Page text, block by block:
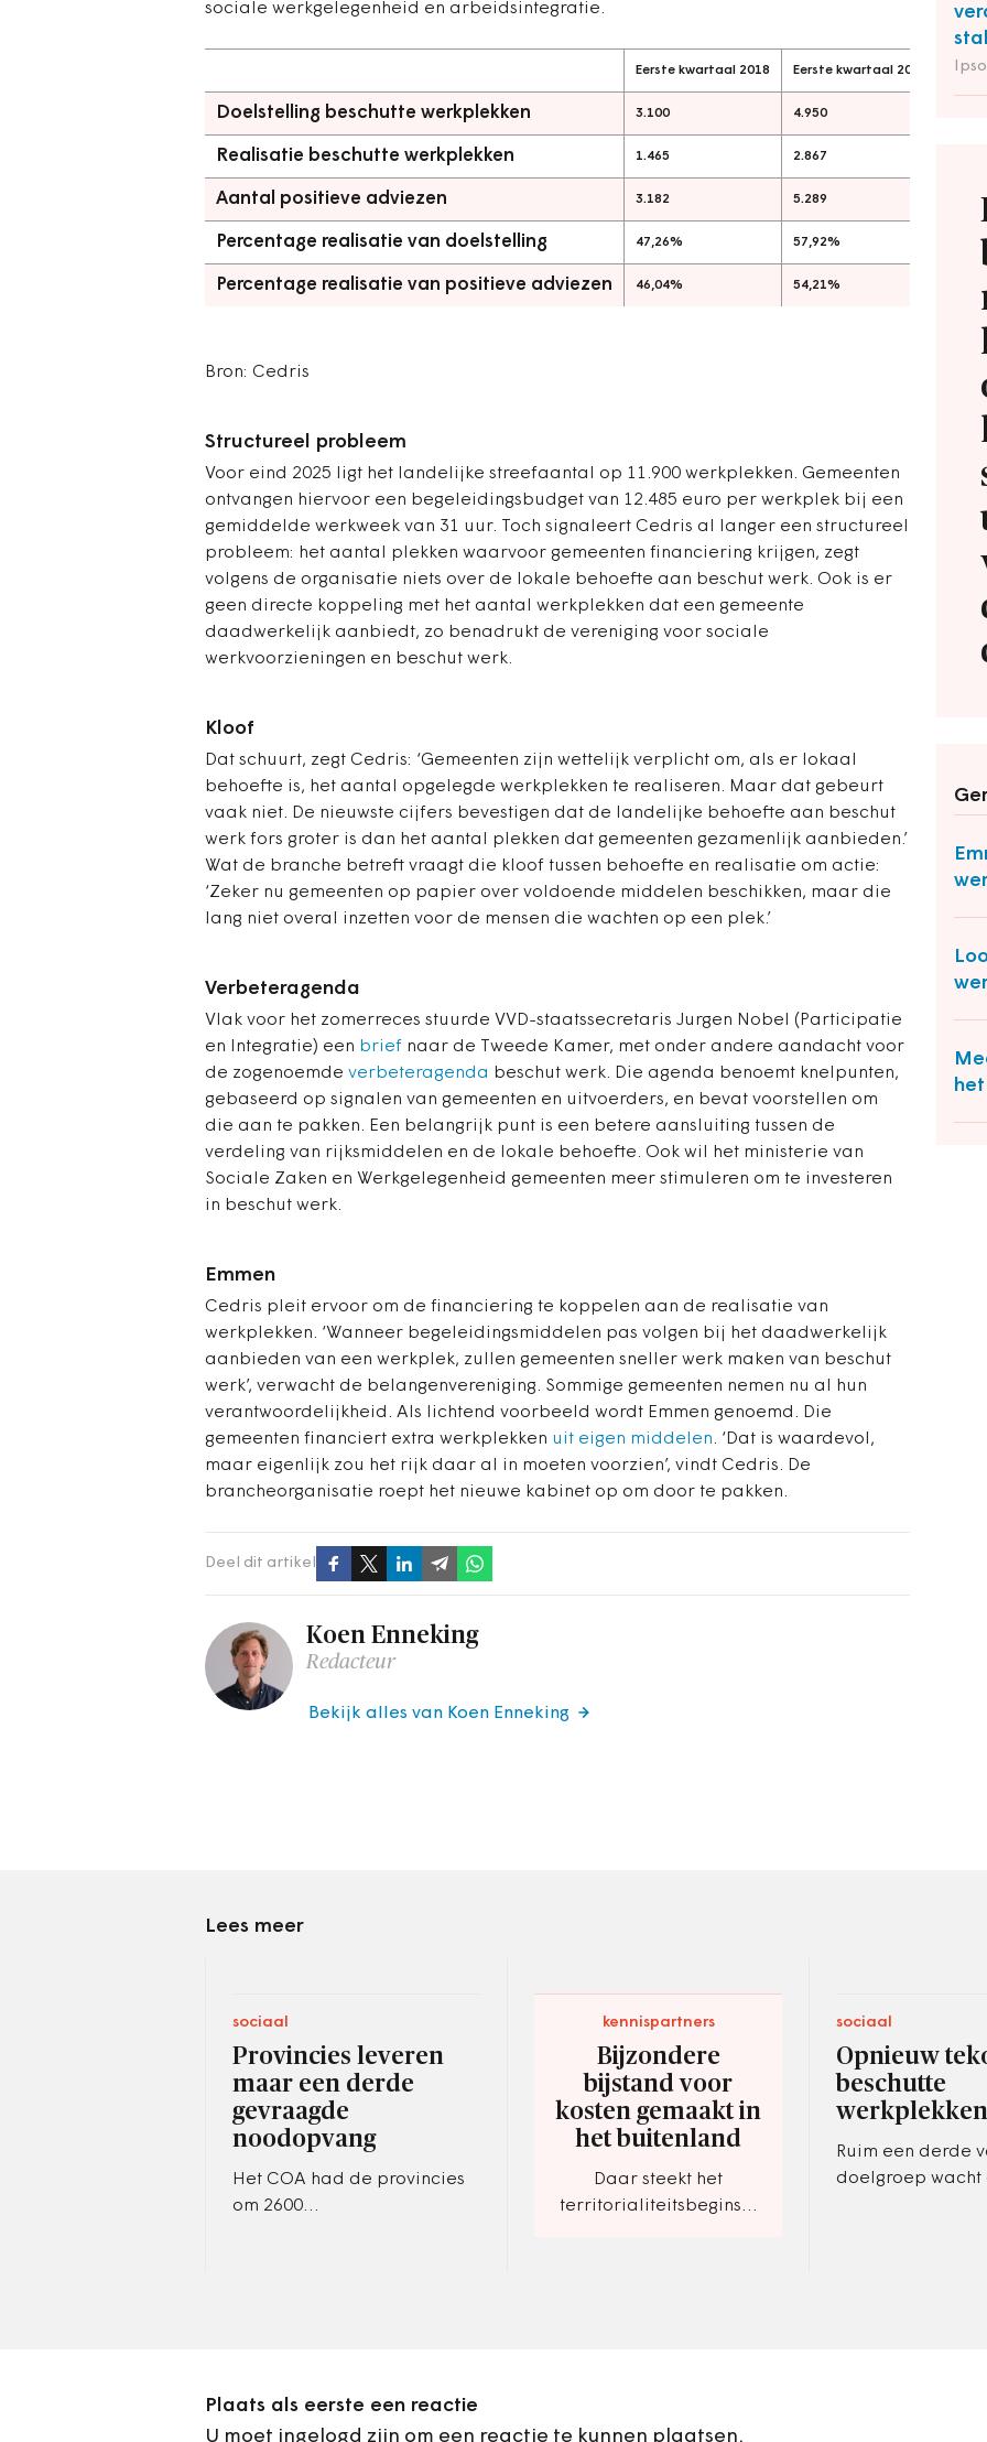
sociale werkgelegenheid en arbeidsintegratie.
Eerste kwartaal 2018 Eerste kwartaal 2019
Doelstelling beschutte werkplekken 3.100 4.950
Realisatie beschutte werkplekken 1.465 2.867
Aantal positieve adviezen 3.182 5.289 6.891
Percentage realisatie van doelstelling 47,26% 57,92%
Percentage realisatie van positieve adviezen 46,04% 54,21%
Bron: Cedris
Structureel probleem
Voor eind 2025 ligt het landelijke streefaantal op 11.900 werkplekken. Gemeenten
ontvangen hiervoor een begeleidingsbudget van 12.485 euro per werkplek bij een
gemiddelde werkweek van 31 uur. Toch signaleert Cedris al langer een structureel
probleem: het aantal plekken waarvoor gemeenten financiering krijgen, zegt
volgens de organisatie niets over de lokale behoefte aan beschut werk. Ook is er
geen directe koppeling met het aantal werkplekken dat een gemeente
daadwerkelijk aanbiedt, zo benadrukt de vereniging voor sociale
werkvoorzieningen en beschut werk.
Kloof
Dat schuurt, zegt Cedris: ‘Gemeenten zijn wettelijk verplicht om, als er lokaal
behoefte is, het aantal opgelegde werkplekken te realiseren. Maar dat gebeurt
vaak niet. De nieuwste cijfers bevestigen dat de landelijke behoefte aan beschut
werk fors groter is dan het aantal plekken dat gemeenten gezamenlijk aanbieden.’
Wat de branche betreft vraagt die kloof tussen behoefte en realisatie om actie:
‘Zeker nu gemeenten op papier over voldoende middelen beschikken, maar die
lang niet overal inzetten voor de mensen die wachten op een plek.’
Verbeteragenda
Vlak voor het zomerreces stuurde VVD-staatssecretaris Jurgen Nobel (Participatie
en Integratie) een brief naar de Tweede Kamer, met onder andere aandacht voor
de zogenoemde verbeteragenda beschut werk. Die agenda benoemt knelpunten,
gebaseerd op signalen van gemeenten en uitvoerders, en bevat voorstellen om
die aan te pakken. Een belangrijk punt is een betere aansluiting tussen de
verdeling van rijksmiddelen en de lokale behoefte. Ook wil het ministerie van
Sociale Zaken en Werkgelegenheid gemeenten meer stimuleren om te investeren
in beschut werk.
Emmen
Cedris pleit ervoor om de financiering te koppelen aan de realisatie van
werkplekken. ‘Wanneer begeleidingsmiddelen pas volgen bij het daadwerkelijk
aanbieden van een werkplek, zullen gemeenten sneller werk maken van beschut
werk’, verwacht de belangenvereniging. Sommige gemeenten nemen nu al hun
verantwoordelijkheid. Als lichtend voorbeeld wordt Emmen genoemd. Die
gemeenten financiert extra werkplekken uit eigen middelen. ‘Dat is waardevol,
maar eigenlijk zou het rijk daar al in moeten voorzien’, vindt Cedris. De
brancheorganisatie roept het nieuwe kabinet op om door te pakken.
Deel dit artikel
Koen Enneking
Redacteur
Bekijk alles van Koen Enneking
Lees meer
sociaal
Provincies leveren
maar een derde
gevraagde
noodopvang
Het COA had de provincies
om 2600
kennispartners
Bijzondere
bijstand voor
kosten gemaakt in
het buitenland
Daar steekt het
territorialiteitsbeginsel
sociaal
Opnieuw
beschutte
werkplekken
Ruim een derde
doelgroep wacht
Plaats als eerste een reactie
U moet ingelogd zijn om een reactie te kunnen plaatsen.